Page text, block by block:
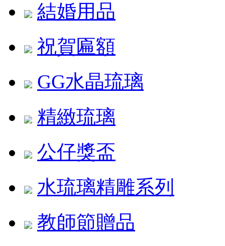
結婚用品
祝賀匾額
GG水晶琉璃
精緻琉璃
公仔獎盃
水琉璃精雕系列
教師節贈品